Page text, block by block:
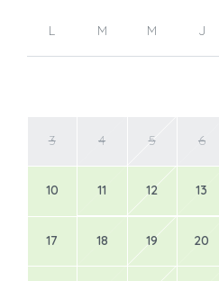
L M M J
3 4 5 6
10 11 12 13
17 18 19 20